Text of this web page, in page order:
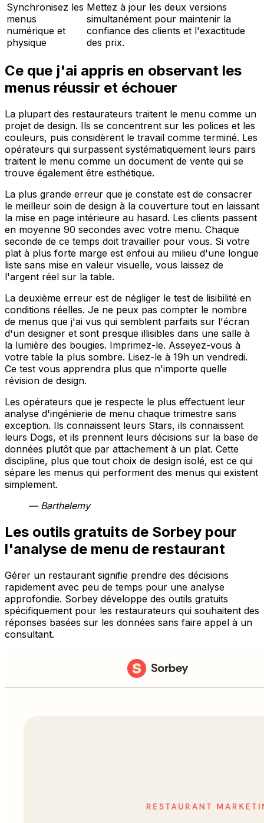
Synchronisez les
menus
numérique et
physique
Mettez à jour les deux versions
simultanément pour maintenir la
confiance des clients et l'exactitude
des prix.
Ce que j'ai appris en observant les
menus réussir et échouer
La plupart des restaurateurs traitent le menu comme un
projet de design. Ils se concentrent sur les polices et les
couleurs, puis considèrent le travail comme terminé. Les
opérateurs qui surpassent systématiquement leurs pairs
traitent le menu comme un document de vente qui se
trouve également être esthétique.
La plus grande erreur que je constate est de consacrer
le meilleur soin de design à la couverture tout en laissant
la mise en page intérieure au hasard. Les clients passent
en moyenne 90 secondes avec votre menu. Chaque
seconde de ce temps doit travailler pour vous. Si votre
plat à plus forte marge est enfoui au milieu d'une longue
liste sans mise en valeur visuelle, vous laissez de
l'argent réel sur la table.
La deuxième erreur est de négliger le test de lisibilité en
conditions réelles. Je ne peux pas compter le nombre
de menus que j'ai vus qui semblent parfaits sur l'écran
d'un designer et sont presque illisibles dans une salle à
la lumière des bougies. Imprimez-le. Asseyez-vous à
votre table la plus sombre. Lisez-le à 19h un vendredi.
Ce test vous apprendra plus que n'importe quelle
révision de design.
Les opérateurs que je respecte le plus effectuent leur
analyse d'ingénierie de menu chaque trimestre sans
exception. Ils connaissent leurs Stars, ils connaissent
leurs Dogs, et ils prennent leurs décisions sur la base de
données plutôt que par attachement à un plat. Cette
discipline, plus que tout choix de design isolé, est ce qui
sépare les menus qui performent des menus qui existent
simplement.
— Barthelemy
Les outils gratuits de Sorbey pour
l'analyse de menu de restaurant
Gérer un restaurant signifie prendre des décisions
rapidement avec peu de temps pour une analyse
approfondie. Sorbey développe des outils gratuits
spécifiquement pour les restaurateurs qui souhaitent des
réponses basées sur les données sans faire appel à un
consultant.